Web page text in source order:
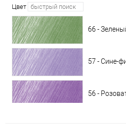
Цвет
66 -
57 - Сине-
56 -